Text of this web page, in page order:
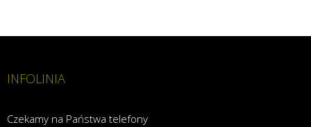
INFOLINIA
Czekamy na Państwa telefony